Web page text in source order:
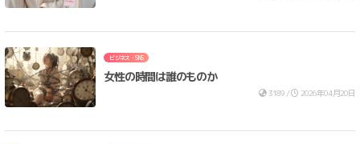
ビジネス・SNS
女性の時間は誰のものか
3189 / 2026年04月20日